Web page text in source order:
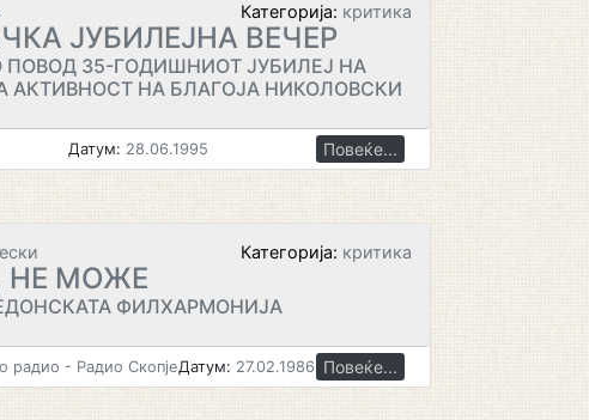
Категорија: критика
ЈУБИЛЕЈНА ВЕЧЕР
ПОВОД 35-ГОДИШНИОТ ЈУБИЛЕЈ НА
АКТИВНОСТ НА БЛАГОЈА НИКОЛОВСКИ
Датум: 28.06.1995 Повеќе...
Категорија: критика
НЕ МОЖЕ
ФИЛХАРМОНИЈА
радио - Радио СкопјеДатум: 27.02.1986 Повеќе...